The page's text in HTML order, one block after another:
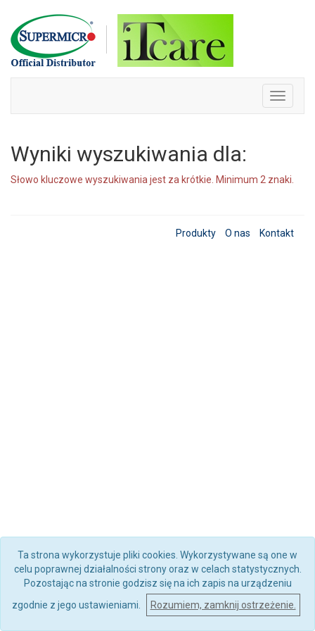
Skip
to
content
Toggle
Wyniki wyszukiwania dla:
Słowo kluczowe wyszukiwania jest za krótkie. Minimum 2 znaki.
Produkty O nas Kontakt
Ta strona wykorzystuje pliki cookies. Wykorzystywane są one w
celu poprawnej działalności strony oraz w celach statystycznych.
Pozostając na stronie godzisz się na ich zapis na urządzeniu
zgodnie z jego ustawieniami.
Rozumiem, zamknij ostrzeżenie.